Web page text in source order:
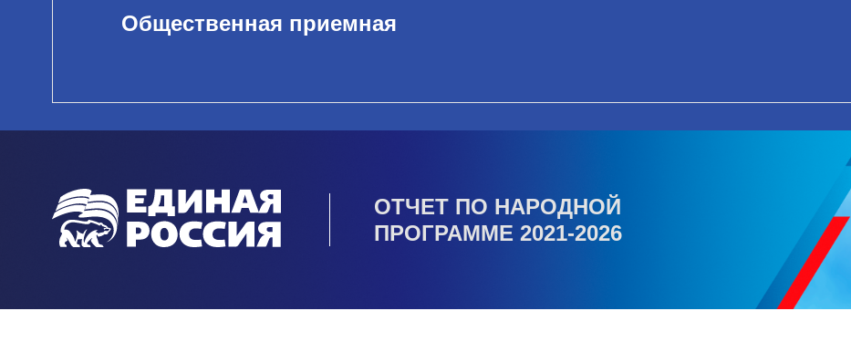
Общественная приемная
ОТЧЕТ ПО НАРОДНОЙ
ПРОГРАММЕ 2021-2026